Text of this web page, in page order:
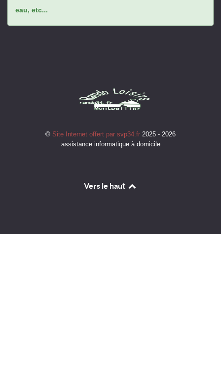
eau, etc...
© Site Internet offert par svp34.fr 2025 - 2026
assistance informatique à domicile
Vers le haut